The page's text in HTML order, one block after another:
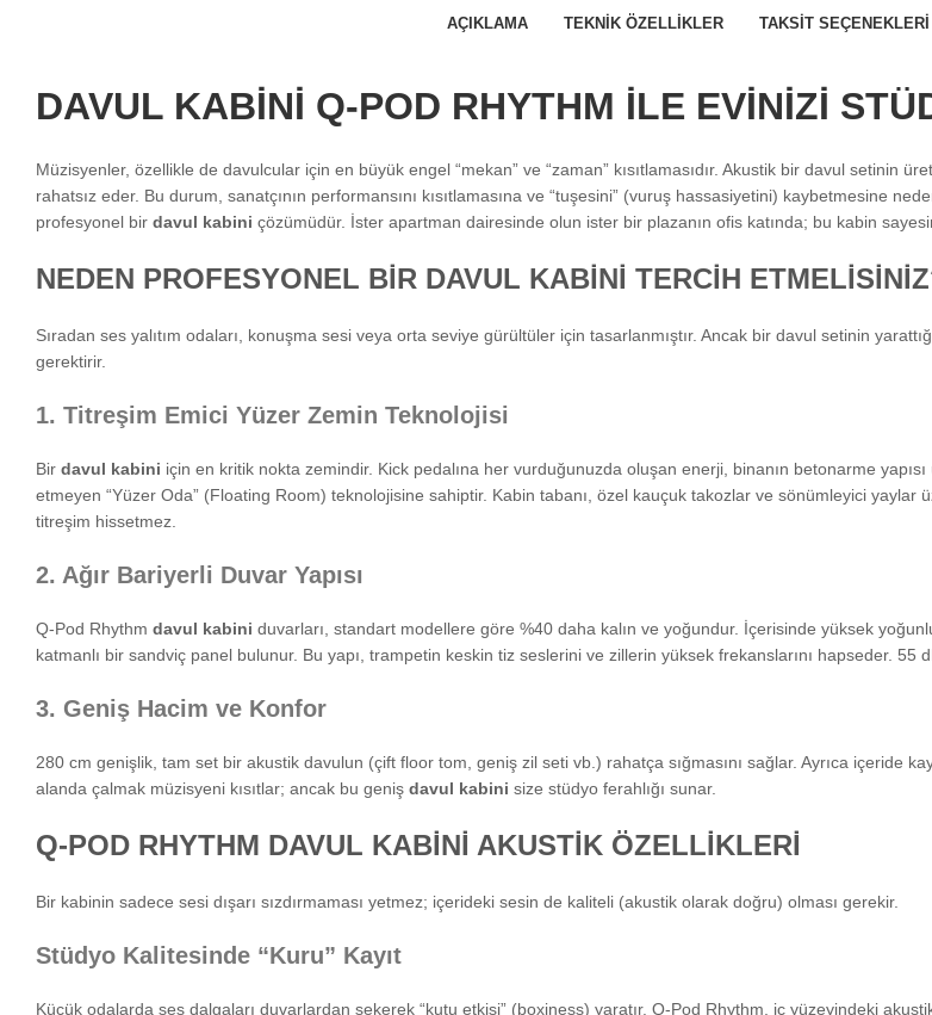
AÇIKLAMA TEKNIK ÖZELLIKLER TAKSIT SEÇENEKLERI
DAVUL KABİNİ Q-POD RHYTHM İLE EVİNİZİ
Müzisyenler, özellikle de davulcular için en büyük engel “mekan” ve “zaman” kısıtlamasıdır. Akustik bir davul setinin
rahatsız eder. Bu durum, sanatçının performansını kısıtlamasına ve “tuşesini” (vuruş hassasiyetini) kaybetmesine
profesyonel bir davul kabini çözümüdür. İster apartman dairesinde olun ister bir plazanın ofis katında; bu kabin
NEDEN PROFESYONEL BİR DAVUL KABİNİ TERCİH
Sıradan ses yalıtım odaları, konuşma sesi veya orta seviye gürültüler için tasarlanmıştır. Ancak bir davul setinin
gerektirir.
1. Titreşim Emici Yüzer Zemin Teknolojisi
Bir davul kabini için en kritik nokta zemindir. Kick pedalına her vurduğunuzda oluşan enerji, binanın betonarme
etmeyen “Yüzer Oda” (Floating Room) teknolojisine sahiptir. Kabin tabanı, özel kauçuk takozlar ve sönümleyici
titreşim hissetmez.
2. Ağır Bariyerli Duvar Yapısı
Q-Pod Rhythm davul kabini duvarları, standart modellere göre %40 daha kalın ve yoğundur. İçerisinde yüksek
katmanlı bir sandviç panel bulunur. Bu yapı, trampetin keskin tiz seslerini ve zillerin yüksek frekanslarını hapseder. 55
3. Geniş Hacim ve Konfor
280 cm genişlik, tam set bir akustik davulun (çift floor tom, geniş zil seti vb.) rahatça sığmasını sağlar. Ayrıca içeride
alanda çalmak müzisyeni kısıtlar; ancak bu geniş davul kabini size stüdyo ferahlığı sunar.
Q-POD RHYTHM DAVUL KABİNİ AKUSTİK ÖZELLİKLERİ
Bir kabinin sadece sesi dışarı sızdırmaması yetmez; içerideki sesin de kaliteli (akustik olarak doğru) olması gerekir.
Stüdyo Kalitesinde “Kuru” Kayıt
Küçük odalarda ses dalgaları duvarlardan sekerek “kutu etkisi” (boxiness) yaratır. Q-Pod Rhythm, iç yüzeyindeki